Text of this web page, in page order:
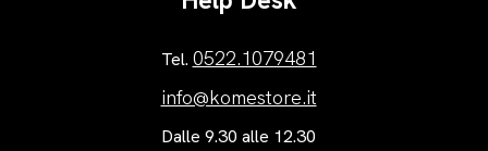
Tel. 0522.1079481
info@komestore.it
Dalle 9.30 alle 12.30